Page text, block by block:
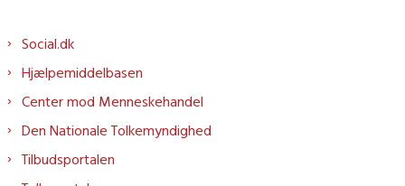
Social.dk
Hjælpemiddelbasen
Center mod Menneskehandel
Den Nationale Tolkemyndighed
Tilbudsportalen